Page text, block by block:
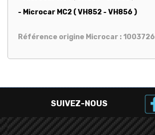
- Microcar MC2 ( VH852 - VH856 )
Référence origine Microcar : 1003726
SUIVEZ-NOUS